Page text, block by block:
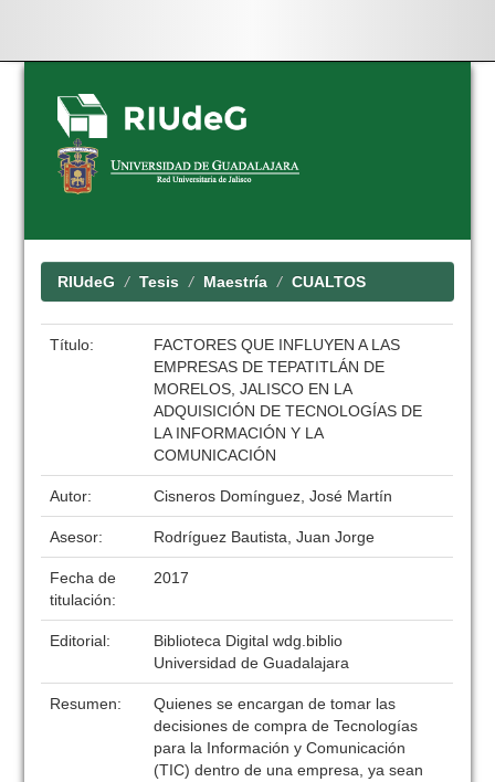
Skip
navigation
RIUdeG Tesis Maestría CUALTOS
Título:
FACTORES QUE INFLUYEN A LAS
EMPRESAS DE TEPATITLÁN DE
MORELOS, JALISCO EN LA
ADQUISICIÓN DE TECNOLOGÍAS DE
LA INFORMACIÓN Y LA
COMUNICACIÓN
Autor: Cisneros Domínguez, José Martín
Asesor: Rodríguez Bautista, Juan Jorge
Fecha de
titulación:
2017
Editorial:
Biblioteca Digital wdg.biblio
Universidad de Guadalajara
Resumen:
Quienes se encargan de tomar las
decisiones de compra de Tecnologías
para la Información y Comunicación
(TIC) dentro de una empresa, ya sean